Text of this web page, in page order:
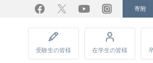
寄附
Facebook Twitter YouTube Instagram
受験生の皆様 在学生の皆様